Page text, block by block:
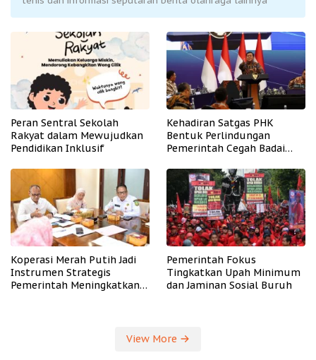
Peran Sentral Sekolah
Rakyat dalam Mewujudkan
Pendidikan Inklusif
Kehadiran Satgas PHK
Bentuk Perlindungan
Pemerintah Cegah Badai
Koperasi Merah Putih Jadi
Instrumen Strategis
Pemerintah Meningkatkan
Pemerintah Fokus
Tingkatkan Upah Minimum
dan Jaminan Sosial Buruh
View More